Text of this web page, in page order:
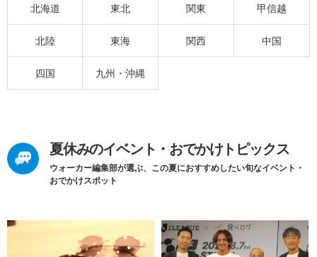
北海道 東北 関東 甲信越
北陸 東海 関西 中国
四国 九州・沖縄
夏休みのイベント・おでかけトピックス
ウォーカー編集部が選ぶ、この夏におすすめしたい旬なイベント・
おでかけスポット